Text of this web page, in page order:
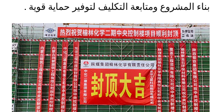
بناء المشروع ومتابعة التكليف لتوفير حماية قوية .